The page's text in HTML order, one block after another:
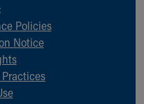
Policies
Notice